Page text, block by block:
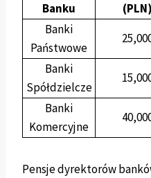
Banku
(PLN)
Banki
Państwowe
Banki
Spółdzielcze
Banki
Komercyjne
Pensje dyrektorów